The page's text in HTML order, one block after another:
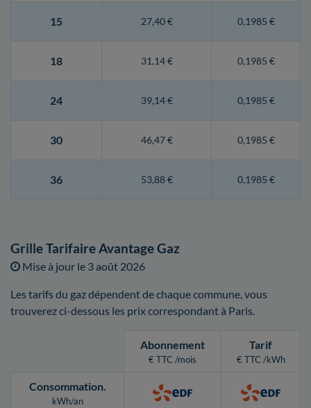
15 27,40 € 0,1985 €
18 31,14 € 0,1985 €
24 39,14 € 0,1985 €
30 46,47 € 0,1985 €
36 53,88 € 0,1985 €
Grille Tarifaire Avantage Gaz
Mise à jour le 3 août 2026
Les tarifs du gaz dépendent de chaque commune, vous
trouverez ci-dessous les prix correspondant à Paris.
Abonnement
€ TTC /mois
Tarif
€ TTC /kWh
Consommation.
kWh/an